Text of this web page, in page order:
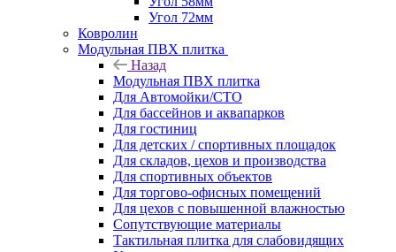
Угол 72мм
Ковролин
Модульная ПВХ плитка
Назад
Модульная ПВХ плитка
Для Автомойки/СТО
Для бассейнов и аквапарков
Для гостиниц
Для детских / спортивных площадок
Для складов, цехов и производства
Для спортивных объектов
Для торгово-офисных помещений
Для цехов с повышенной влажностью
Сопутствующие материалы
Тактильная плитка для слабовидящих